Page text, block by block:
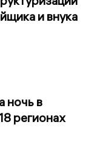
и внука
ночь в
регионах